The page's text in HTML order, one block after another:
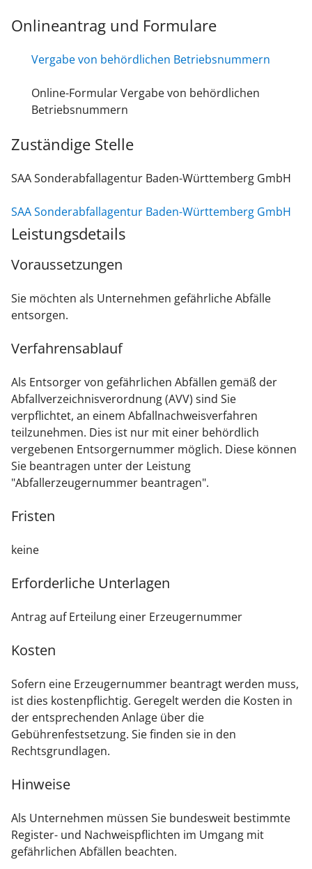
Onlineantrag und Formulare
Vergabe von behördlichen Betriebsnummern
Online-Formular Vergabe von behördlichen
Betriebsnummern
Zuständige Stelle
SAA Sonderabfallagentur Baden-Württemberg GmbH
SAA Sonderabfallagentur Baden-Württemberg GmbH
Leistungsdetails
Voraussetzungen
Sie möchten als Unternehmen gefährliche Abfälle
entsorgen.
Verfahrensablauf
Als Entsorger von gefährlichen Abfällen gemäß der
Abfallverzeichnisverordnung (AVV) sind Sie
verpflichtet, an einem Abfallnachweisverfahren
teilzunehmen. Dies ist nur mit einer behördlich
vergebenen Entsorgernummer möglich. Diese können
Sie beantragen unter der Leistung
"Abfallerzeugernummer beantragen".
Fristen
keine
Erforderliche Unterlagen
Antrag auf Erteilung einer Erzeugernummer
Kosten
Sofern eine Erzeugernummer beantragt werden muss,
ist dies kostenpflichtig. Geregelt werden die Kosten in
der entsprechenden Anlage über die
Gebührenfestsetzung. Sie finden sie in den
Rechtsgrundlagen.
Hinweise
Als Unternehmen müssen Sie bundesweit bestimmte
Register- und Nachweispflichten im Umgang mit
gefährlichen Abfällen beachten.